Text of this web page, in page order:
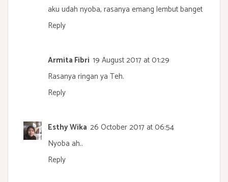
aku udah nyoba, rasanya emang lembut banget
Reply
Armita Fibri 19 August 2017 at 01:29
Rasanya ringan ya Teh.
Reply
Esthy Wika 26 October 2017 at 06:54
Nyoba ah..
Reply